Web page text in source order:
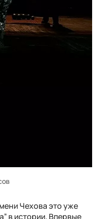
Чехова это уже
в истории. Впервые